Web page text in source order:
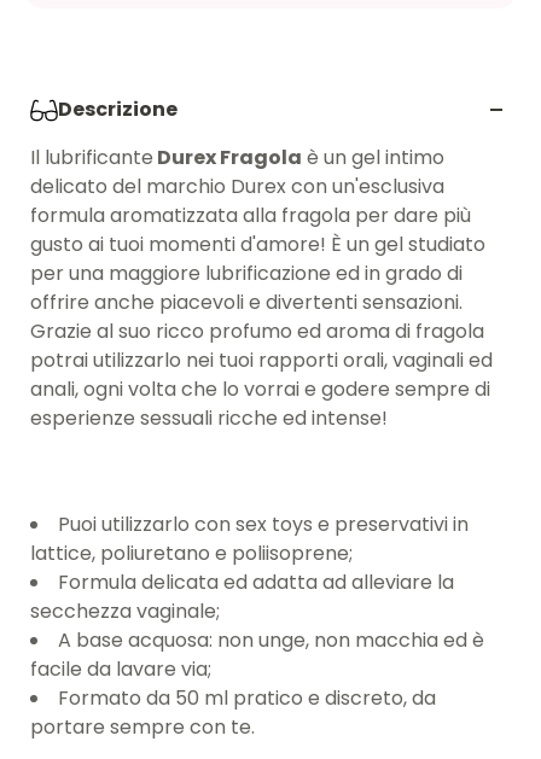
Descrizione
Il lubrificante Durex Fragola è un gel intimo
delicato del marchio Durex con un'esclusiva
formula aromatizzata alla fragola per dare più
gusto ai tuoi momenti d'amore! È un gel studiato
per una maggiore lubrificazione ed in grado di
offrire anche piacevoli e divertenti sensazioni.
Grazie al suo ricco profumo ed aroma di fragola
potrai utilizzarlo nei tuoi rapporti orali, vaginali ed
anali, ogni volta che lo vorrai e godere sempre di
esperienze sessuali ricche ed intense!
Puoi utilizzarlo con sex toys e preservativi in
lattice, poliuretano e poliisoprene;
Formula delicata ed adatta ad alleviare la
secchezza vaginale;
A base acquosa: non unge, non macchia ed è
facile da lavare via;
Formato da 50 ml pratico e discreto, da
portare sempre con te.